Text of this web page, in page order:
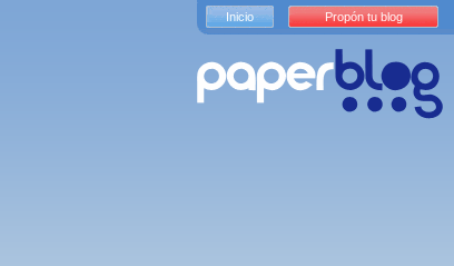
Inicio Propón tu blog